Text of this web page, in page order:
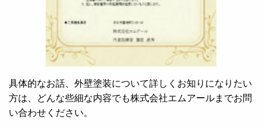
具体的なお話、外壁塗装について詳しくお知りになりたい
方は、どんな些細な内容でも株式会社エムアールまでお問
い合わせください。